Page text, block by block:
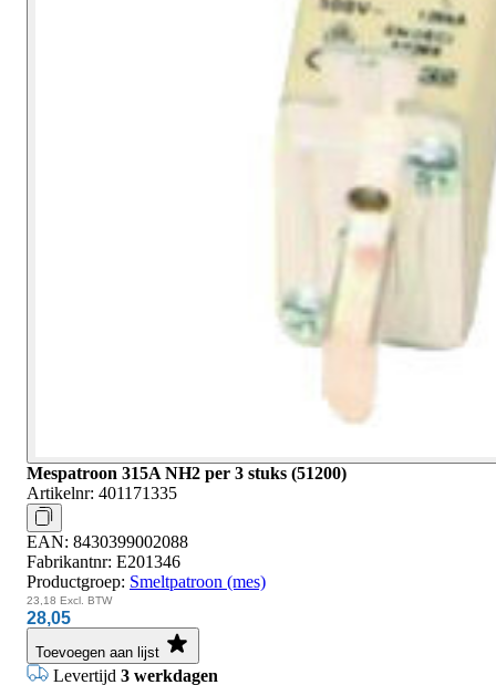
Mespatroon 315A NH2 per 3 stuks (51200)
Artikelnr: 401171335
EAN: 8430399002088
Fabrikantnr: E201346
Productgroep: Smeltpatroon (mes)
23,18 Excl. BTW
28,05
Toevoegen aan lijst
Levertijd 3 werkdagen